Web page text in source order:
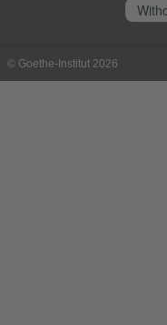
© Goethe-Institut 2026